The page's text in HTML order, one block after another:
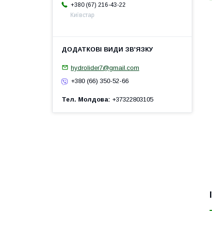
+380 (67) 216-43-22
Київстар
hydrolider7@gmail.com
+380 (66) 350-52-66
Тел. Молдова +37322803105